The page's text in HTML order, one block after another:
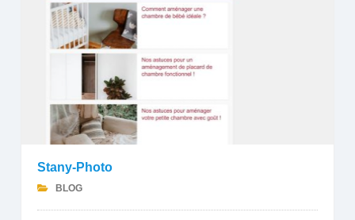
Stany-Photo
BLOG